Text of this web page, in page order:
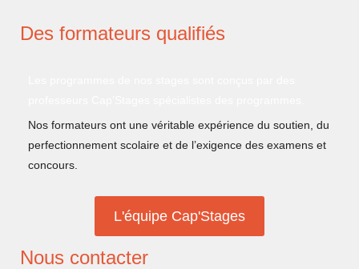
Des formateurs qualifiés
Nos formateurs ont une véritable expérience du soutien, du
perfectionnement scolaire et de l’exigence des examens et
concours.
L'équipe Cap'Stages
Nous contacter